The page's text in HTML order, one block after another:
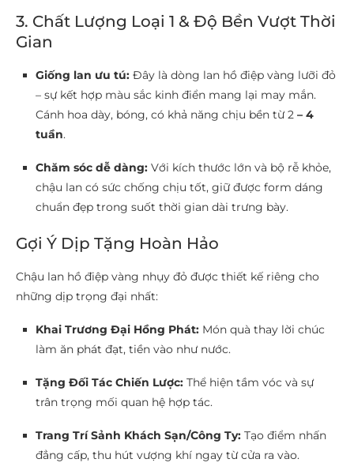
3. Chất Lượng Loại 1 & Độ Bền Vượt Thời
Gian
Giống lan ưu tú: Đây là dòng lan hồ điệp vàng lưỡi đỏ
– sự kết hợp màu sắc kinh điển mang lại may mắn.
Cánh hoa dày, bóng, có khả năng chịu bền từ 2 – 4
tuần.
Chăm sóc dễ dàng: Với kích thước lớn và bộ rễ khỏe,
chậu lan có sức chống chịu tốt, giữ được form dáng
chuẩn đẹp trong suốt thời gian dài trưng bày.
Gợi Ý Dịp Tặng Hoàn Hảo
Chậu lan hồ điệp vàng nhụy đỏ được thiết kế riêng cho
những dịp trọng đại nhất:
Khai Trương Đại Hồng Phát: Món quà thay lời chúc
làm ăn phát đạt, tiền vào như nước.
Tặng Đối Tác Chiến Lược: Thể hiện tầm vóc và sự
trân trọng mối quan hệ hợp tác.
Trang Trí Sảnh Khách Sạn/Công Ty: Tạo điểm nhấn
đẳng cấp, thu hút vượng khí ngay từ cửa ra vào.